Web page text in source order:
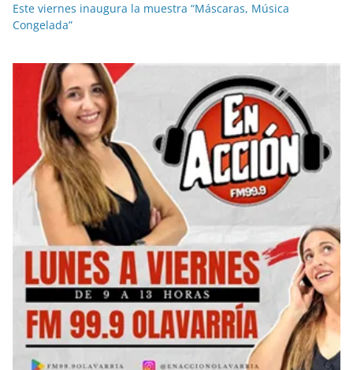
Este viernes inaugura la muestra “Máscaras, Música
Congelada”